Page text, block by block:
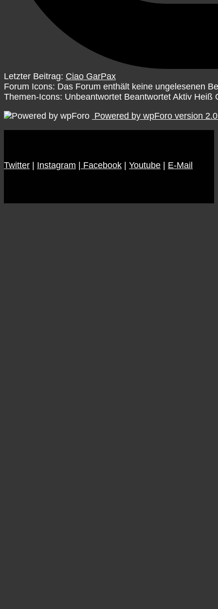
Letzter Beitrag: Ciao GarPax
Forum Icons: Das Forum enthält keine ungelesenen
Themen-Icons: Unbeantwortet Beantwortet Aktiv Heiß
Powered by wpForo version
Twitter | Instagram | Facebook | Youtube | E-Mail